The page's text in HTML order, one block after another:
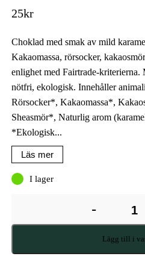
25kr
Choklad med smak av mild
Kakaomassa, rörsocker,
enlighet med Fairtrade-
nötfri, ekologisk. Innehåller
Rörsocker*, Kakaomassa*,
Sheasmör*, Naturlig arom
*Ekologisk...
Läs mer
I lager
-
Lägg till i